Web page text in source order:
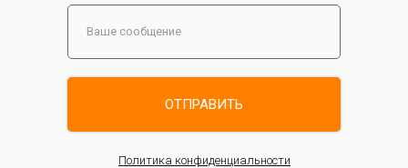
ОТПРАВИТЬ
Политика конфиденциальности